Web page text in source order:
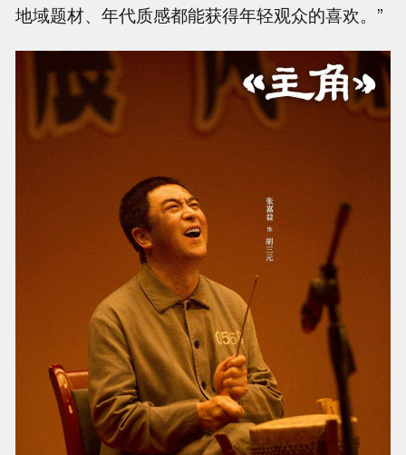
地域题材、年代质感都能获得年轻观众的喜欢。”